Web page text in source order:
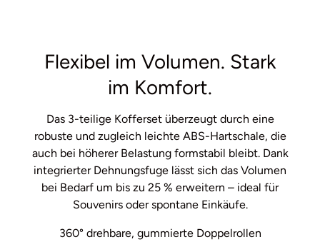
Flexibel im Volumen. Stark
im Komfort.
Das 3-teilige Kofferset überzeugt durch eine
robuste und zugleich leichte ABS-Hartschale, die
auch bei höherer Belastung formstabil bleibt. Dank
integrierter Dehnungsfuge lässt sich das Volumen
bei Bedarf um bis zu 25 % erweitern – ideal für
Souvenirs oder spontane Einkäufe.
360° drehbare, gummierte Doppelrollen